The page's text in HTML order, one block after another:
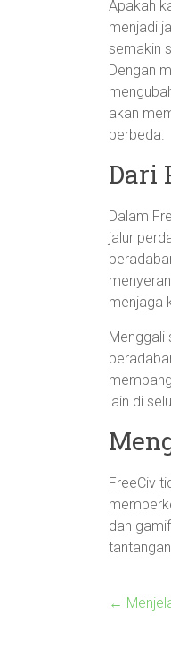
Apakah
menjadi
semakin
Dengan
akan
berbeda.
Dari
Dalam
jalur
menjaga
Menggali
lain di
FreeCiv
dan
←